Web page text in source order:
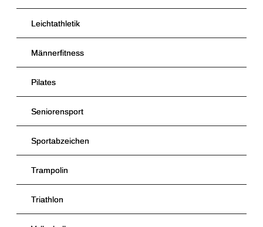
Leichtathletik
Männerfitness
Pilates
Seniorensport
Sportabzeichen
Trampolin
Triathlon